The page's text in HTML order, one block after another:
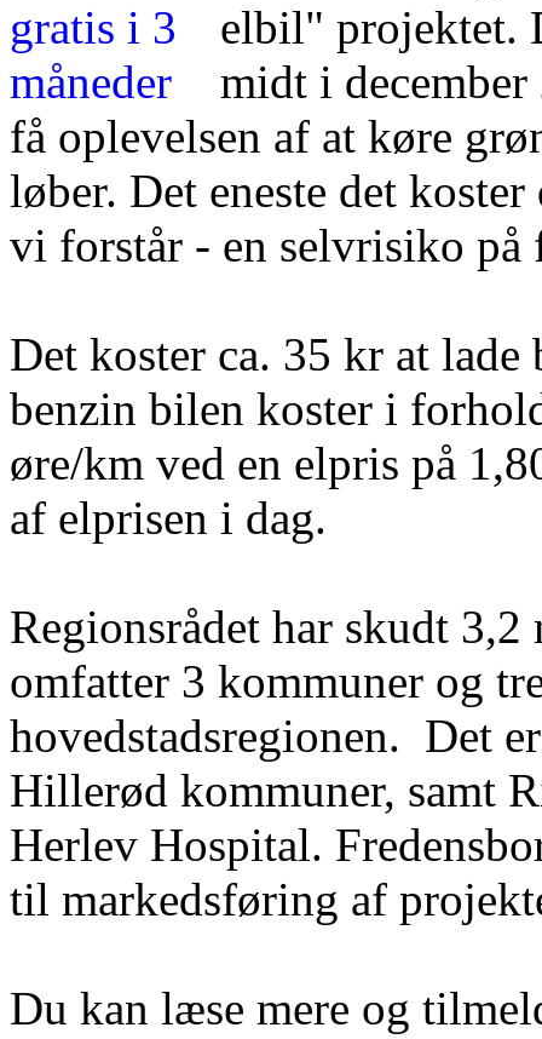
elbil" projektet.
midt i
få oplevelsen af at køre
løber. Det eneste det
vi forstår - en selvrisiko på
Det koster ca. 35 kr at
benzin bilen koster i
øre/km ved en elpris på
af elprisen i dag.
Regionsrådet har skudt
omfatter 3 kommuner og
hovedstadsregionen. Det
Hillerød kommuner, samt
Herlev Hospital.
til markedsføring af
Du kan læse mere og